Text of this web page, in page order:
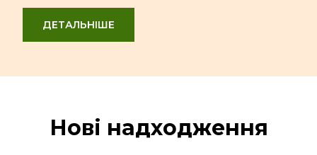
ДЕТАЛЬНІШЕ
Нові надходження